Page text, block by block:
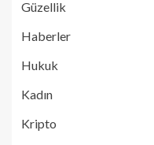
Güzellik
Haberler
Hukuk
Kadın
Kripto